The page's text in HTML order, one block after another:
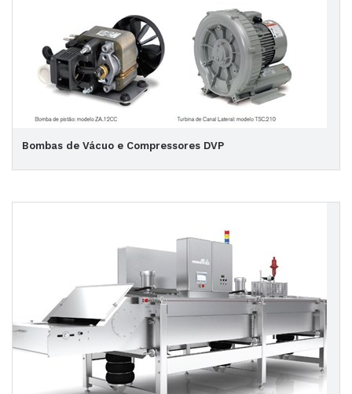
Bombas de Vácuo e Compressores DVP